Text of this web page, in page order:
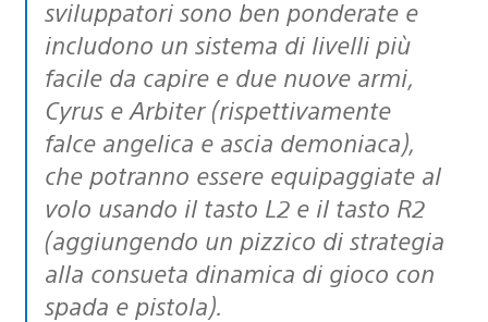
sviluppatori sono ben ponderate e
includono un sistema di livelli più
facile da capire e due nuove armi,
Cyrus e Arbiter (rispettivamente
falce angelica e ascia demoniaca),
che potranno essere equipaggiate al
volo usando il tasto L2 e il tasto R2
(aggiungendo un pizzico di strategia
alla consueta dinamica di gioco con
spada e pistola).